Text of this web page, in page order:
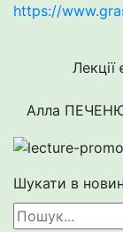
https://
Алла
Шукати в